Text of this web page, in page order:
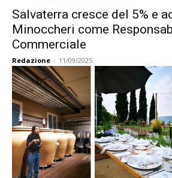
Salvaterra cresce del 5% e
Minoccheri come
Commerciale
Redazione - 11/09/2025